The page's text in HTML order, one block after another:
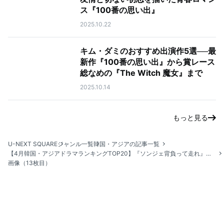
ス『100番の思い出』
2025.10.22
キム・ダミのおすすめ出演作5選──最
新作『100番の思い出』から賞レース
総なめの『The Witch 魔女』まで
2025.10.14
もっと見る
U-NEXT SQUAREジャンル一覧韓国・アジアの記事一覧
【4月韓国・アジアドラマランキングTOP20】『ソンジェ背負って走れ』が初登場1位！
画像（13枚目）